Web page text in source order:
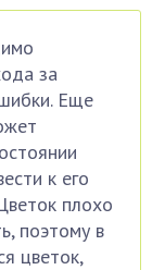
за
Еще
к его
плохо
поэтому в
цветок,